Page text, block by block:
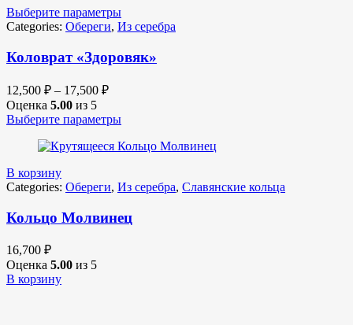
Выберите параметры
Categories: Обереги, Из серебра
Коловрат «Здоровяк»
12,500 ₽ – 17,500 ₽
Оценка 5.00 из 5
Выберите параметры
В корзину
Categories: Обереги, Из серебра, Славянские кольца
Кольцо Молвинец
16,700 ₽
Оценка 5.00 из 5
В корзину